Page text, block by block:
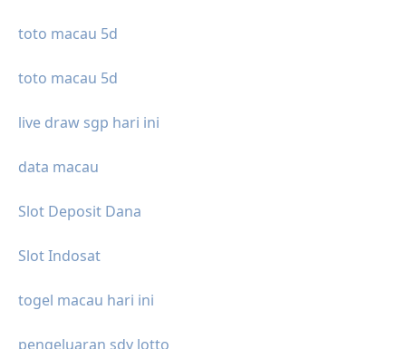
toto macau 5d
toto macau 5d
live draw sgp hari ini
data macau
Slot Deposit Dana
Slot Indosat
togel macau hari ini
pengeluaran sdy lotto